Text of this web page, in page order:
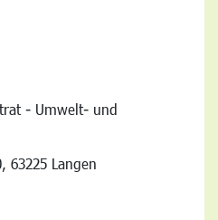
- Umwelt- und
63225 Langen